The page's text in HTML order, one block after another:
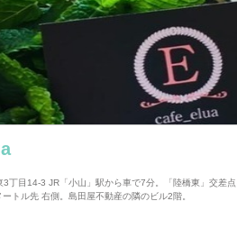
3丁目14-3 JR「小山」駅から車で7分。「陸橋東」交差
トル先 右側。島田屋不動産の隣のビル2階。